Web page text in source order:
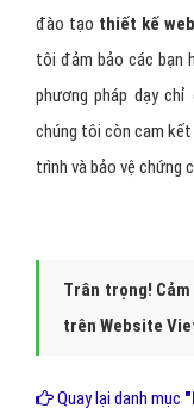
đào tạo thiết kế web
tôi đảm bảo các bạn
phương pháp dạy
chúng tôi còn cam
trình và bảo vệ chứng
Trân trọng!
trên Website
Quay lại danh mục